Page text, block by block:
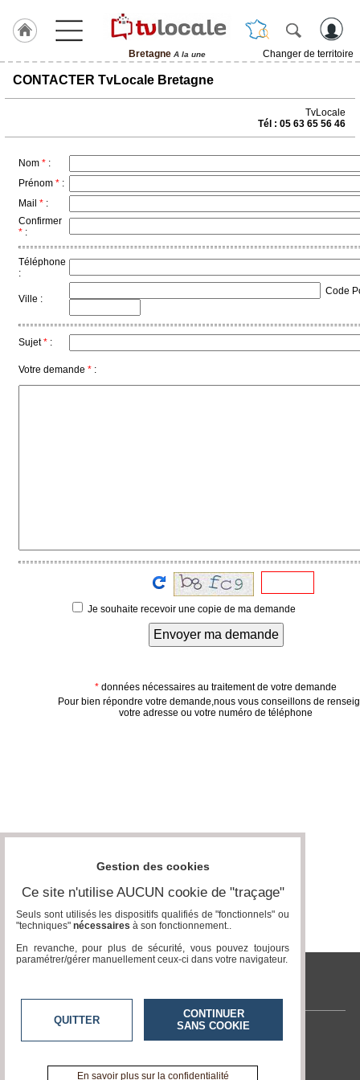
Bretagne A la une
Changer de territoire
J'adhère
Hulcoq
Bretagne
TvLocale
Accueil
RUBRIQUES
Agenda
Gazette
éditeur
CONTACTER TvLocale Bretagne
TvLocale
Tél : 05 63 65 56 46
Nom * :
Prénom * :
Mail * :
Confirmer
* :
Téléphone
:
Ville :
Code
Sujet* :
Votre demande * :
Je souhaite recevoir une copie de ma demande
Envoyer ma demande
* données nécessaires au traitement de votre demande
Pour bien répondre votre demande,nous vous conseillons de
votre adresse ou votre numéro de téléphone
tvlocale.fr
Contactez-nous
A propos de tvlocale.fr
Gestion des cookies
Ce site n'utilise AUCUN cookie de "traçage"
Seuls sont utilisés les dispositifs qualifiés de "fonctionnels" ou
"techniques" nécessaires à son fonctionnement..
En revanche, pour plus de sécurité, vous pouvez toujours
paramétrer/gérer manuellement ceux-ci dans votre navigateur.
QUITTER
CONTINUER
SANS COOKIE
En savoir plus sur la confidentialité